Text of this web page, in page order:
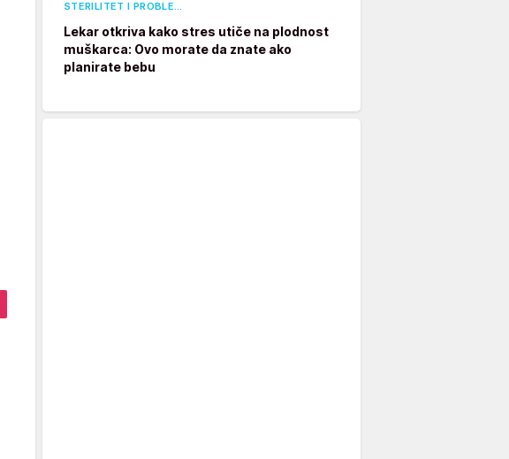
STERILITET I PROBLE…
Lekar otkriva kako stres utiče na plodnost
muškarca: Ovo morate da znate ako
planirate bebu